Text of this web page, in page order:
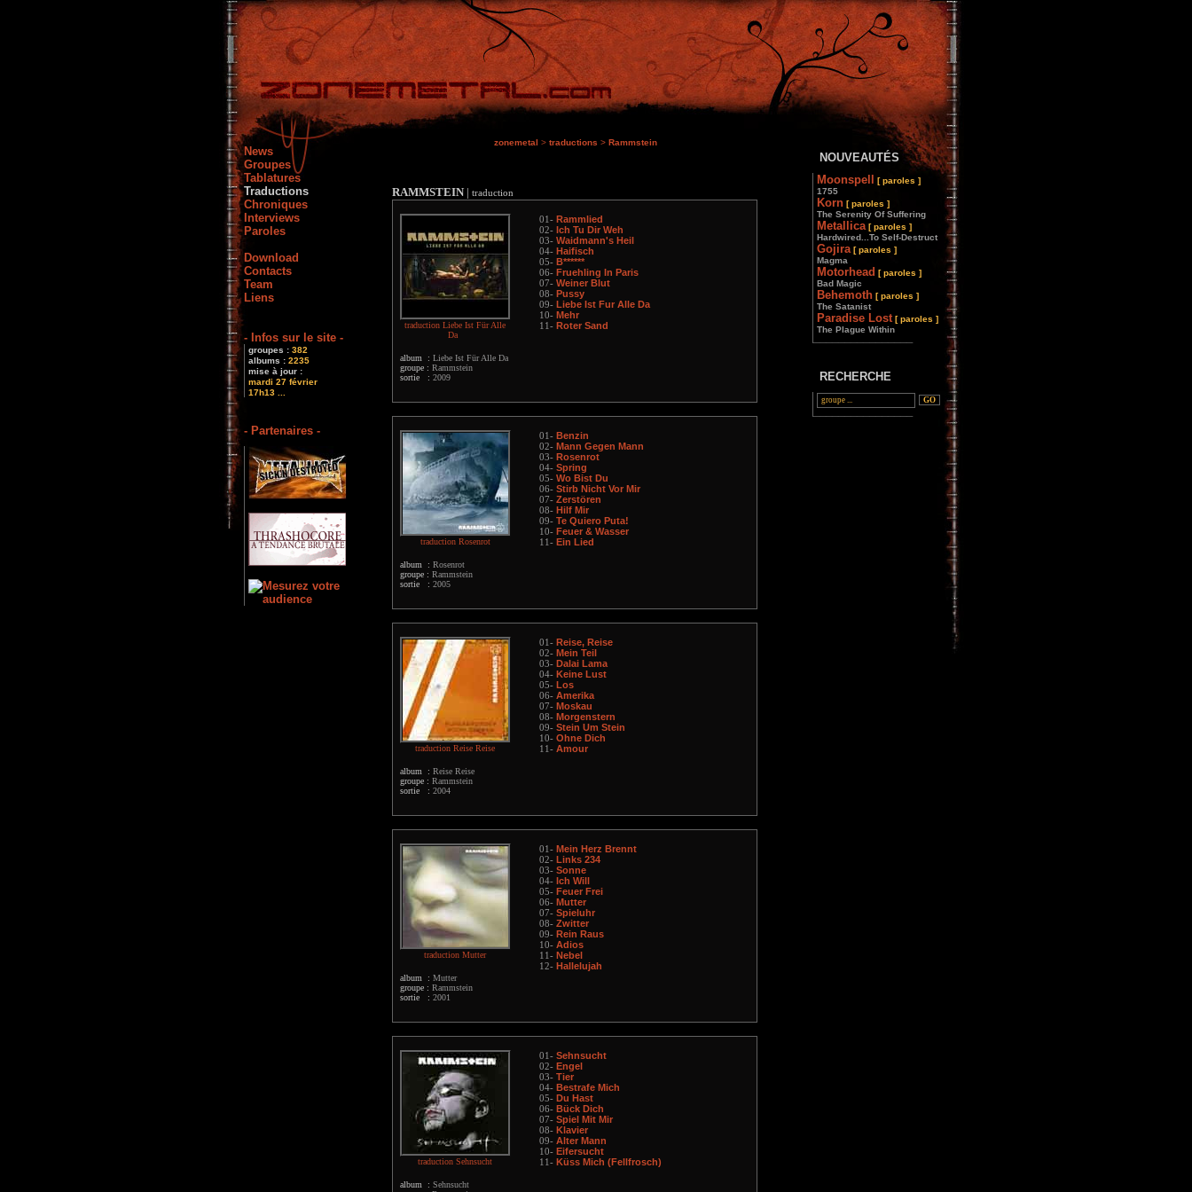
News
Groupes
Tablatures
Traductions
Chroniques
Interviews
Paroles
Download
Contacts
Team
Liens
- Infos sur le site -
groupes : 382
albums : 2235
mise à jour :
mardi 27 février
17h13 ...
- Partenaires -
zonemetal > traductions > Rammstein
RAMMSTEIN | traduction
traduction Liebe Ist Für Alle
Da
album : Liebe Ist Für Alle Da
groupe : Rammstein
sortie : 2009
01- Rammlied
02- Ich Tu Dir Weh
03- Waidmann's Heil
04- Haifisch
05- B******
06- Fruehling In Paris
07- Weiner Blut
08- Pussy
09- Liebe Ist Fur Alle Da
10- Mehr
11- Roter Sand
traduction Rosenrot
album : Rosenrot
groupe : Rammstein
sortie : 2005
01- Benzin
02- Mann Gegen Mann
03- Rosenrot
04- Spring
05- Wo Bist Du
06- Stirb Nicht Vor Mir
07- Zerstören
08- Hilf Mir
09- Te Quiero Puta!
10- Feuer & Wasser
11- Ein Lied
traduction Reise Reise
album : Reise Reise
groupe : Rammstein
sortie : 2004
01- Reise, Reise
02- Mein Teil
03- Dalai Lama
04- Keine Lust
05- Los
06- Amerika
07- Moskau
08- Morgenstern
09- Stein Um Stein
10- Ohne Dich
11- Amour
traduction Mutter
album : Mutter
groupe : Rammstein
sortie : 2001
01- Mein Herz Brennt
02- Links 234
03- Sonne
04- Ich Will
05- Feuer Frei
06- Mutter
07- Spieluhr
08- Zwitter
09- Rein Raus
10- Adios
11- Nebel
12- Hallelujah
traduction Sehnsucht
album : Sehnsucht
01- Sehnsucht
02- Engel
03- Tier
04- Bestrafe Mich
05- Du Hast
06- Bück Dich
07- Spiel Mit Mir
08- Klavier
09- Alter Mann
10- Eifersucht
11- Küss Mich (Fellfrosch)
NOUVEAUTÉS
Moonspell
[ paroles ]
1755
Korn [ paroles ]
The Serenity Of Suffering
Metallica [ paroles ]
Hardwired...To Self-Destruct
Gojira [ paroles ]
Magma
Motorhead [ paroles ]
Bad Magic
Behemoth [ paroles ]
The Satanist
Paradise Lost [ paroles ]
The Plague Within
________________
RECHERCHE
________________